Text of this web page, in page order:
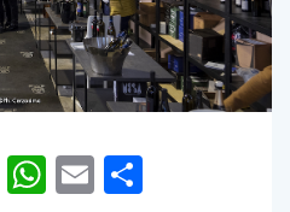
Telegram
WhatsApp
Email